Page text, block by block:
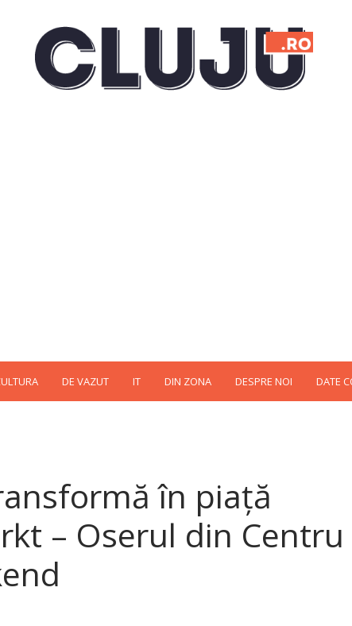
DE VAZUT IT DIN ZONA DESPRE NOI DATE
în piață
– Oserul din Centru